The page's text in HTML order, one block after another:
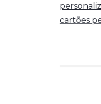
cartões